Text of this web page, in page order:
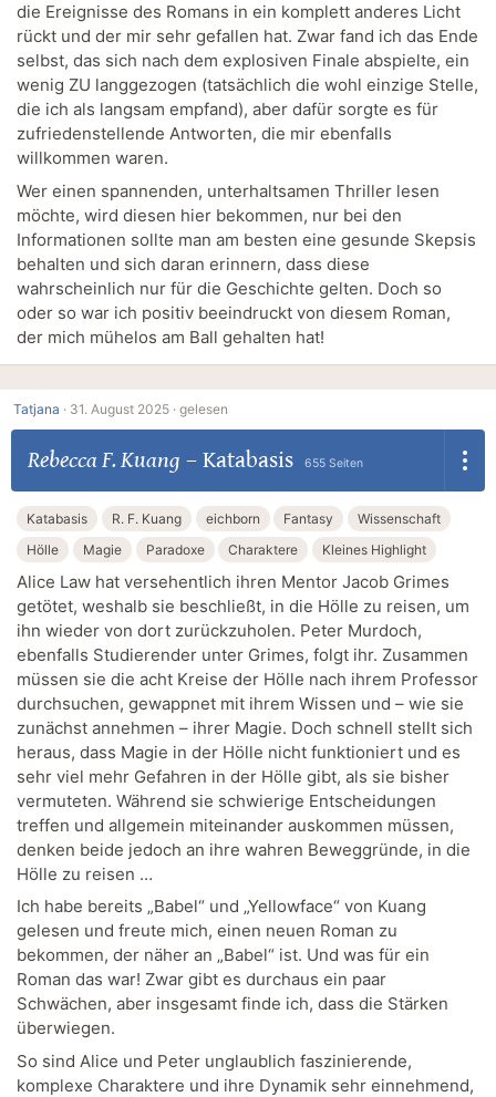
die Ereignisse des Romans in ein komplett anderes Licht
rückt und der mir sehr gefallen hat. Zwar fand ich das Ende
selbst, das sich nach dem explosiven Finale abspielte, ein
wenig ZU langgezogen (tatsächlich die wohl einzige Stelle,
die ich als langsam empfand), aber dafür sorgte es für
zufriedenstellende Antworten, die mir ebenfalls
willkommen waren.
Wer einen spannenden, unterhaltsamen Thriller lesen
möchte, wird diesen hier bekommen, nur bei den
Informationen sollte man am besten eine gesunde Skepsis
behalten und sich daran erinnern, dass diese
wahrscheinlich nur für die Geschichte gelten. Doch so
oder so war ich positiv beeindruckt von diesem Roman,
der mich mühelos am Ball gehalten hat!
Tatjana · 31. August 2025 · gelesen
Rebecca F. Kuang – Katabasis 655 Seiten
Katabasis R. F. Kuang eichborn Fantasy
Wissenschaft
Hölle
Magie Paradoxe Charaktere Kleines Highlight
Alice Law hat versehentlich ihren Mentor Jacob Grimes
getötet, weshalb sie beschließt, in die Hölle zu reisen, um
ihn wieder von dort zurückzuholen. Peter Murdoch,
ebenfalls Studierender unter Grimes, folgt ihr. Zusammen
müssen sie die acht Kreise der Hölle nach ihrem Professor
durchsuchen, gewappnet mit ihrem Wissen und – wie sie
zunächst annehmen – ihrer Magie. Doch schnell stellt sich
heraus, dass Magie in der Hölle nicht funktioniert und es
sehr viel mehr Gefahren in der Hölle gibt, als sie bisher
vermuteten. Während sie schwierige Entscheidungen
treffen und allgemein miteinander auskommen müssen,
denken beide jedoch an ihre wahren Beweggründe, in die
Hölle zu reisen …
Ich habe bereits „Babel“ und „Yellowface“ von Kuang
gelesen und freute mich, einen neuen Roman zu
bekommen, der näher an „Babel“ ist. Und was für ein
Roman das war! Zwar gibt es durchaus ein paar
Schwächen, aber insgesamt finde ich, dass die Stärken
überwiegen.
So sind Alice und Peter unglaublich faszinierende,
komplexe Charaktere und ihre Dynamik sehr einnehmend,